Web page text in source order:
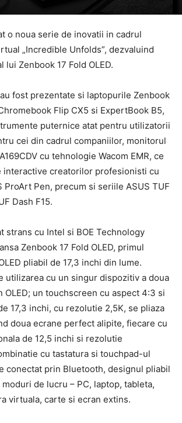
o noua serie de inovatii in cadrul
„Incredible Unfolds”, dezvaluind
lui Zenbook 17 Fold OLED.
fost prezentate si laptopurile Zenbook
Flip CX5 si ExpertBook B5,
puternice atat pentru utilizatorii
cei din cadrul companiilor, monitorul
cu tehnologie Wacom EMR, ce
interactive creatorilor profesionisti cu
ProArt Pen, precum si seriile ASUS TUF
Dash F15.
strans cu Intel si BOE Technology
Zenbook 17 Fold OLED, primul
pliabil de 17,3 inchi din lume.
utilizarea cu un singur dispozitiv a doua
OLED; un touchscreen cu aspect 4:3 si
17,3 inchi, cu rezolutie 2,5K, se pliaza
doua ecrane perfect alipite, fiecare cu
de 12,5 inchi si rezolutie
cu tastatura si touchpad-ul
conectat prin Bluetooth, designul pliabil
de lucru – PC, laptop, tableta,
virtuala, carte si ecran extins.